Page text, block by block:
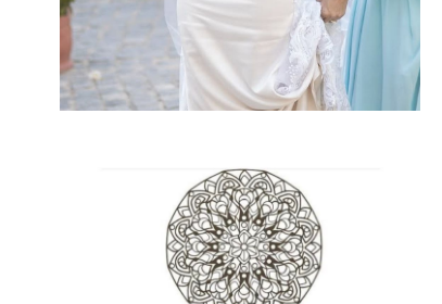
LE CULT
ASSESSORIA